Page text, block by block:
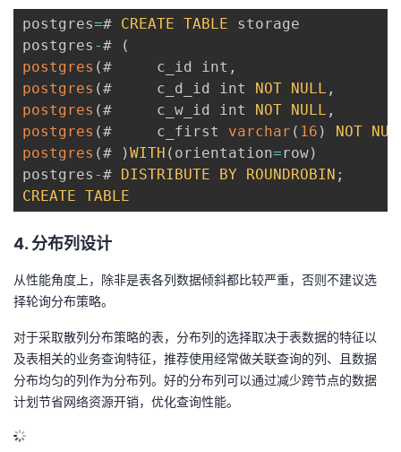
postgres=# CREATE TABLE storage
postgres -#
(
postgres (#     c_id int ,
postgres (#     c_d_id int NOT NULL ,
postgres (#     c_w_id int NOT NULL ,
postgres (#     c_first varchar ( 16 ) NOT
postgres (# )WITH ( orientation=row)
postgres -# DISTRIBUTE BY ROUNDROBIN ;
CREATE TABLE
4. 分布列设计
从性能角度上，除非是表各列数据倾斜都比较严重，否则不建议选
择轮询分布策略。
对于采取散列分布策略的表，分布列的选择取决于表数据的特征以
及表相关的业务查询特征，推荐使用经常做关联查询的列、且数据
分布均匀的列作为分布列。好的分布列可以通过减少跨节点的数据
计划节省网络资源开销，优化查询性能。